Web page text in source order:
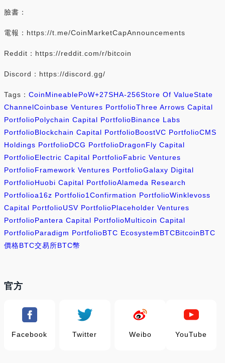
臉書：
電報：https://t.me/CoinMarketCapAnnouncements
Reddit：https://reddit.com/r/bitcoin
Discord：https://discord.gg/
Tags： CoinMineablePoW+27SHA-256Store Of ValueState
ChannelCoinbase Ventures PortfolioThree Arrows Capital
PortfolioPolychain Capital PortfolioBinance Labs
PortfolioBlockchain Capital PortfolioBoostVC PortfolioCMS
Holdings PortfolioDCG PortfolioDragonFly Capital
PortfolioElectric Capital PortfolioFabric Ventures
PortfolioFramework Ventures PortfolioGalaxy Digital
PortfolioHuobi Capital PortfolioAlameda Research
Portfolioa16z Portfolio1Confirmation PortfolioWinklevoss
Capital PortfolioUSV PortfolioPlaceholder Ventures
PortfolioPantera Capital PortfolioMulticoin Capital
PortfolioParadigm PortfolioBTC EcosystemBTCBitcoinBTC
價格BTC交易所BTC幣
官方
Facebook Twitter Weibo YouTube